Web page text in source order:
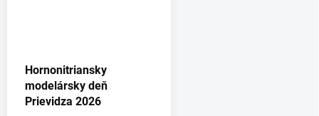
Hornonitriansky
modelársky deň
Prievidza 2026